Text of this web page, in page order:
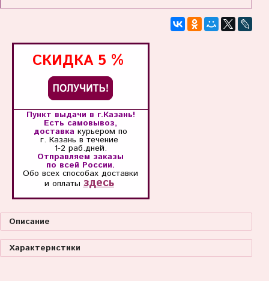
СКИДКА 5 %
Пункт выдачи в г.Казань!
Есть самовывоз,
доставка курьером по
г. Казань в течение
1-2 раб.дней.
Отправляем заказы
по всей России.
Обо всех способахдоставки
и оплаты здесь
Описание
Характеристики